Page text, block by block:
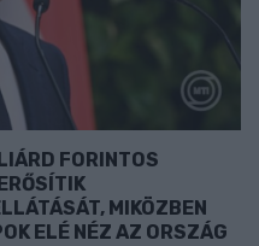
FORINTOS
MIKÖZBEN
ELÉ NÉZ AZ ORSZÁG